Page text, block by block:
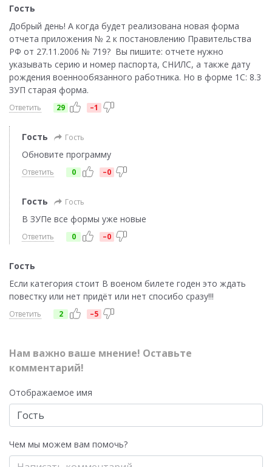
Гость
Добрый день! А когда будет реализована новая форма
отчета приложения № 2 к постановлению Правительства
РФ от 27.11.2006 № 719? Вы пишите: отчете нужно
указывать серию и номер паспорта, СНИЛС, а также дату
рождения военнообязанного работника. Но в форме 1С: 8.3
ЗУП старая форма.
Ответить 29 –1
Гость Гость
Обновите программу
Ответить 0 –0
Гость Гость
В ЗУПе все формы уже новые
Ответить 0 –0
Гость
Если категория стоит В военом билете годен это ждать
повестку или нет придёт или нет спосибо сразу!!!
Ответить 2 –5
Нам важно ваше мнение! Оставьте
комментарий!
Отображаемое имя
Чем мы можем вам помочь?